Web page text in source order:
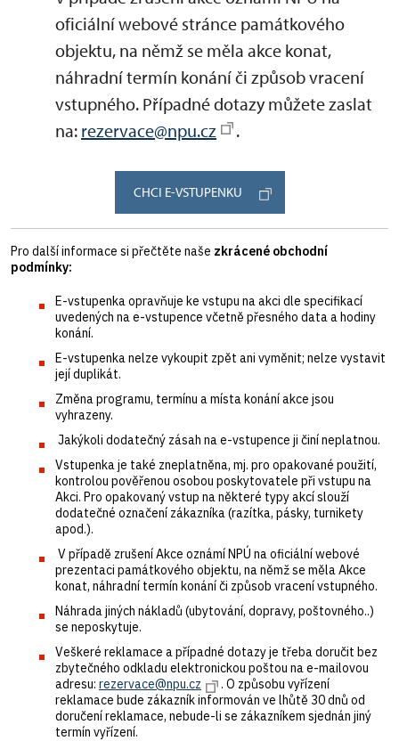
oficiální webové stránce památkového
objektu, na němž se měla akce konat,
náhradní termín konání či způsob vracení
vstupného. Případné dotazy můžete zaslat
na: rezervace@npu.cz .
CHCI E-VSTUPENKU
Pro další informace si přečtěte naše zkrácené obchodní
podmínky:
E-vstupenka opravňuje ke vstupu na akci dle specifikací
uvedených na e-vstupence včetně přesného data a hodiny
konání.
E-vstupenka nelze vykoupit zpět ani vyměnit; nelze vystavit
její duplikát.
Změna programu, termínu a místa konání akce jsou
vyhrazeny.
Jakýkoli dodatečný zásah na e-vstupence ji činí neplatnou.
Vstupenka je také zneplatněna, mj. pro opakované použití,
kontrolou pověřenou osobou poskytovatele při vstupu na
Akci. Pro opakovaný vstup na některé typy akcí slouží
dodatečné označení zákazníka (razítka, pásky, turnikety
apod.).
V případě zrušení Akce oznámí NPÚ na oficiální webové
prezentaci památkového objektu, na němž se měla Akce
konat, náhradní termín konání či způsob vracení vstupného.
Náhrada jiných nákladů (ubytování, dopravy, poštovného..)
se neposkytuje.
Veškeré reklamace a případné dotazy je třeba doručit bez
zbytečného odkladu elektronickou poštou na e-mailovou
adresu: rezervace@npu.cz
. O způsobu vyřízení
reklamace bude zákazník informován ve lhůtě 30 dnů od
doručení reklamace, nebude-li se zákazníkem sjednán jiný
termín vyřízení.